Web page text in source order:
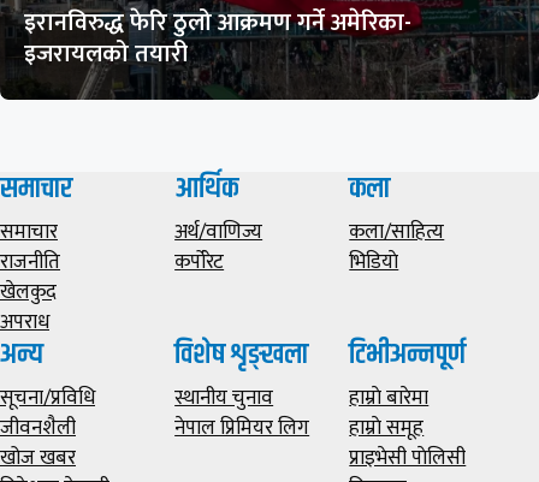
इरानविरुद्ध फेरि ठुलो आक्रमण गर्ने अमेरिका-
इजरायलको तयारी
समाचार
समाचार
राजनीति
खेलकुद
अपराध
आर्थिक
अर्थ/वाणिज्य
कर्पोरेट
कला
कला/साहित्य
भिडियाे
अन्य
सूचना/प्रविधि
जीवनशैली
खोज खबर
विशेष शृङ्खला
स्थानीय चुनाव
नेपाल प्रिमियर लिग
टिभीअन्नपूर्ण
हाम्राे बारेमा
हाम्राे समूह
प्राइभेसी पाेलिसी